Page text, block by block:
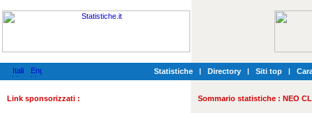
Statistiche | Directory | Siti top |
Link sponsorizzati : Sommario statistiche : NEO